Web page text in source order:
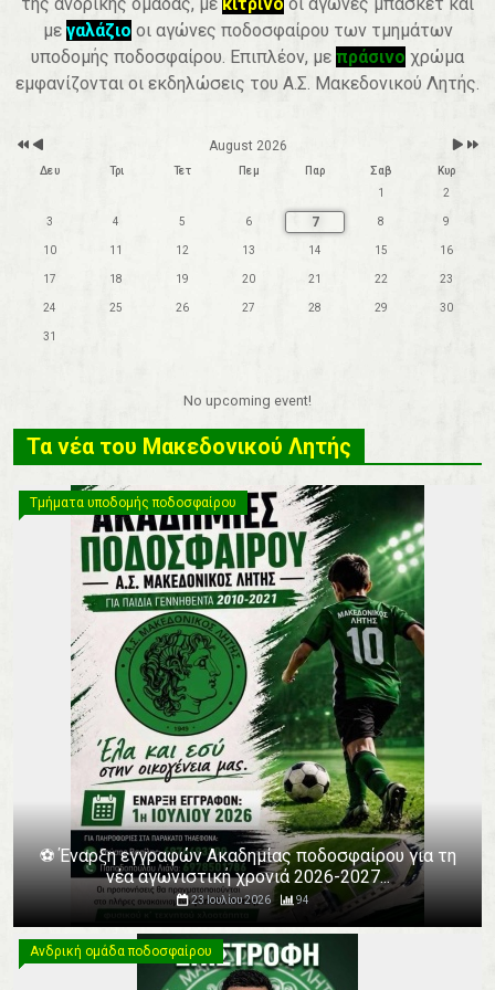
με γαλάζιο οι αγώνες ποδοσφαίρου των τμημάτων
υποδομής ποδοσφαίρου. Επιπλέον, με πράσινο χρώμα
εμφανίζονται οι εκδηλώσεις του Α.Σ. Μακεδονικού Λητής.
t
August 2026
Δευ Τρι Τετ Πεμ Παρ Σαβ
Κυρ
1
2
3 4 5 6 7 8 9
10 11 12 13 14 15 16
17 18 19 20 21 22 23
24 25 26 27 28 29 30
31
No upcoming event!
Τα νέα του Μακεδονικού Λητής
Τμήματα υποδομής ποδοσφαίρου
⚽️ Έναρξη εγγραφών Ακαδημίας ποδοσφαίρου για τη
νέα αγωνιστική χρονιά 2026-2027...
23 Ιουλίου 2026 94
Ανδρική ομάδα ποδοσφαίρου
Ανδρική ομάδα ποδοσφαίρου